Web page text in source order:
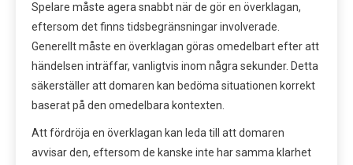
Spelare måste agera snabbt när de gör en överklagan,
eftersom det finns tidsbegränsningar involverade.
Generellt måste en överklagan göras omedelbart efter att
händelsen inträffar, vanligtvis inom några sekunder. Detta
säkerställer att domaren kan bedöma situationen korrekt
baserat på den omedelbara kontexten.
Att fördröja en överklagan kan leda till att domaren
avvisar den, eftersom de kanske inte har samma klarhet